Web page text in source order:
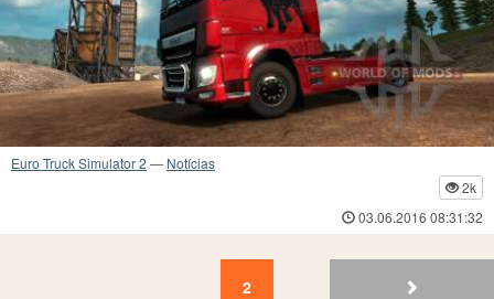
Euro Truck Simulator 2 — Notícias
2k
03.06.2016 08:31:32
1
2